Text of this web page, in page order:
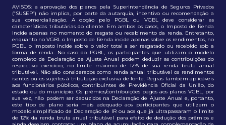
AVISOS: a aprovação dos planos pela Superintendência de Seguros Privados
(“SUSEP”) não implica, por parte da autarquia, incentivo ou recomendação a
sua comercialização. A opção pelo PGBL ou VGBL deve considerar as
características tributárias do cliente. Em ambos os casos, o Imposto de Renda
incide apenas no momento do resgate ou recebimento da renda. Entretanto,
enquanto no VGBL o Imposto de Renda incide apenas sobre os rendimentos, no
PGBL o imposto incide sobre o valor total a ser resgatado ou recebido sob a
forma de renda. No caso do PGBL, os participantes que utilizam o modelo
completo de Declaração de Ajuste Anual podem deduzir as contribuições do
respectivo exercício, no limite máximo de 12% de sua renda bruta anual
tributável. Não são considerados como renda anual tributável os rendimentos
isentos ou os sujeitos à tributação exclusiva de fonte. Regras também aplicáveis
aos funcionários públicos, contribuintes de Previdência Oficial da União, do
estado ou do município. Os prêmios/contribuições pagos aos planos VGBL, por
sua vez, não podem ser deduzidos na Declaração de Ajuste Anual e, portanto,
este tipo de plano seria mais adequado aos participantes que utilizam o
modelo simplificado de Declaração de IR ou aos que já ultrapassaram o limite
de 12% da renda bruta anual tributável para efeito de dedução dos prêmios e